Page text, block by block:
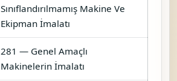
Sınıflandırılmamış Makine Ve
Ekipman İmalatı
281 — Genel Amaçlı
Makinelerin İmalatı